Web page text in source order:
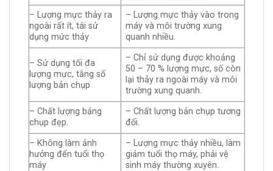
– Lượng mực thảy ra
ngoài rất ít, tái sử
dụng mức thảy
– Lượng mực thảy vào trong
máy và môi trường xung
quanh nhiều.
– Sử dụng tối đa
lượng mực, tăng số
lượng bản chụp
– Chỉ sử dụng được khoảng
50 – 70 % lượng mực, số còn
lại thảy ra ngoài máy và môi
trường xung quanh.
– Chất lượng bảng
chụp đẹp.
– Chất lượng bản chụp tương
đối.
– Không làm ảnh
hưởng đến tuổi thọ
máy
– Lượng mực thảy nhiều, làm
giảm tuổi thọ máy, phải vệ
sinh máy thường xuyên.